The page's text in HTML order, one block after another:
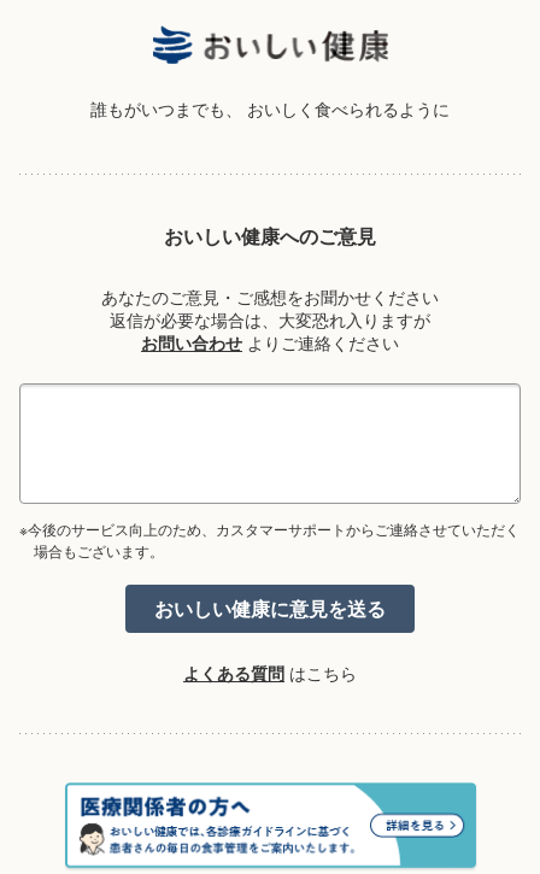
誰もがいつまでも、 おいしく食べられるように
おいしい健康へのご意見
あなたのご意見・ご感想をお聞かせください
返信が必要な場合は、大変恐れ入りますが
お問い合わせ よりご連絡ください
※今後のサービス向上のため、カスタマーサポートからご連絡させていただく
場合もございます。
よくある質問 はこちら